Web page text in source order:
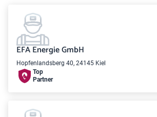
EFA Energie GmbH
Hopfenlandsberg 40, 24145 Kiel
Top
Partner